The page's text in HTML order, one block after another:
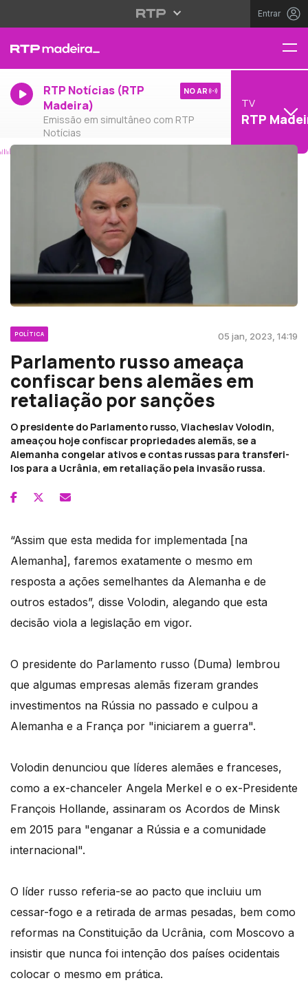
Entrar
RTP Notícias (RTP
Madeira)
Emissão em simultâneo com RTP
Notícias
NO AR
TV
RTP
POLÍTICA 05 jan, 2023, 14:19
Parlamento russo ameaça
confiscar bens alemães em
retaliação por sanções
O presidente do Parlamento russo, Viacheslav Volodin,
ameaçou hoje confiscar propriedades alemãs, se a
Alemanha congelar ativos e contas russas para transferi-
los para a Ucrânia, em retaliação pela invasão russa.
“Assim que esta medida for implementada [na
Alemanha], faremos exatamente o mesmo em
resposta a ações semelhantes da Alemanha e de
outros estados”, disse Volodin, alegando que esta
decisão viola a legislação em vigor.
O presidente do Parlamento russo (Duma) lembrou
que algumas empresas alemãs fizeram grandes
investimentos na Rússia no passado e culpou a
Alemanha e a França por "iniciarem a guerra".
Volodin denunciou que líderes alemães e franceses,
como a ex-chanceler Angela Merkel e o ex-Presidente
François Hollande, assinaram os Acordos de Minsk
em 2015 para "enganar a Rússia e a comunidade
internacional".
O líder russo referia-se ao pacto que incluiu um
cessar-fogo e a retirada de armas pesadas, bem como
reformas na Constituição da Ucrânia, com Moscovo a
insistir que nunca foi intenção dos países ocidentais
colocar o mesmo em prática.